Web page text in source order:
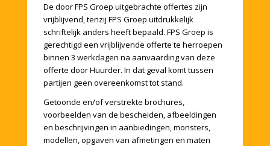
De door FPS Groep uitgebrachte offertes zijn
vrijblijvend, tenzij FPS Groep uitdrukkelijk
schriftelijk anders heeft bepaald. FPS Groep is
gerechtigd een vrijblijvende offerte te herroepen
binnen 3 werkdagen na aanvaarding van deze
offerte door Huurder. In dat geval komt tussen
partijen geen overeenkomst tot stand.
Getoonde en/of verstrekte brochures,
voorbeelden van de bescheiden, afbeeldingen
en beschrijvingen in aanbiedingen, monsters,
modellen, opgaven van afmetingen en maten